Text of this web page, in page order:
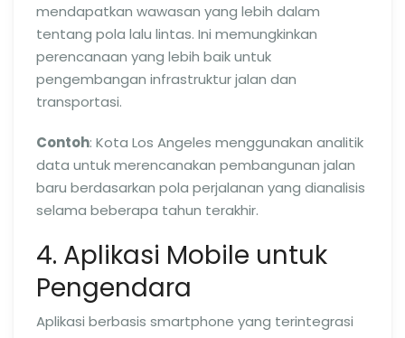
mendapatkan wawasan yang lebih dalam
tentang pola lalu lintas. Ini memungkinkan
perencanaan yang lebih baik untuk
pengembangan infrastruktur jalan dan
transportasi.
Contoh: Kota Los Angeles menggunakan analitik
data untuk merencanakan pembangunan jalan
baru berdasarkan pola perjalanan yang dianalisis
selama beberapa tahun terakhir.
4. Aplikasi Mobile untuk
Pengendara
Aplikasi berbasis smartphone yang terintegrasi